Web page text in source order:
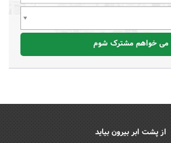
می خواهم مشترک شوم
از پشت ابر بیرون بیاید